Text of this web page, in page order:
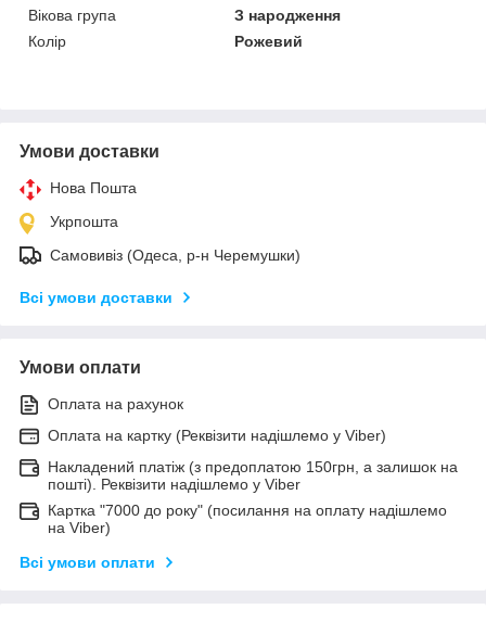
Вікова група
З народження
Колір
Рожевий
Умови доставки
Нова Пошта
Укрпошта
Самовивіз (Одеса, р-н Черемушки)
Всі умови доставки
Умови оплати
Оплата на рахунок
Оплата на картку (Реквізити надішлемо у Viber)
Накладений платіж (з предоплатою 150грн, а залишок на
пошті). Реквізити надішлемо у Viber
Картка "7000 до року" (посилання на оплату надішлемо
на Viber)
Всі умови оплати